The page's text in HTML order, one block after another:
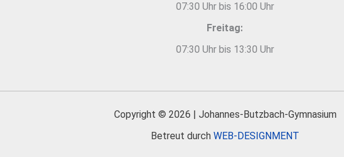
07:30 Uhr bis 16:00 Uhr
Freitag:
07:30 Uhr bis 13:30 Uhr
Copyright © 2026 | Johannes-Butzbach-Gymnasium
Betreut durch WEB-DESIGNMENT